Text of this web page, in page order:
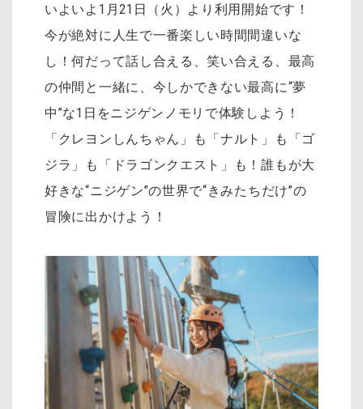
いよいよ1月21日（火）より利用開始です！
今が絶対に人生で一番楽しい時間間違いな
し！何だって話し合える、笑い合える、最高
の仲間と一緒に、今しかできない最高に“夢
中”な1日をニジゲンノモリで体験しよう！
「クレヨンしんちゃん」も「ナルト」も「ゴ
ジラ」も「ドラゴンクエスト」も！誰もが大
好きな“ニジゲン”の世界で“きみたちだけ”の
冒険に出かけよう！